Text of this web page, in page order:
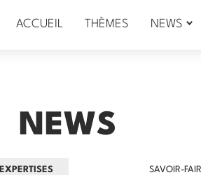
ACCUEIL THÈMES NEWS
NEWS
EXPERTISES SAVOIR-